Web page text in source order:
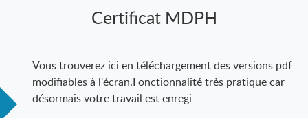
Certificat MDPH
Vous trouverez ici en téléchargement des versions pdf
modifiables à l'écran.Fonctionnalité très pratique car
désormais votre travail est enregi